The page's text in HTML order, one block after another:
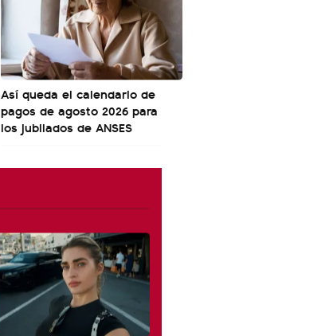
Así queda el calendario de
pagos de agosto 2026 para
los jubilados de ANSES